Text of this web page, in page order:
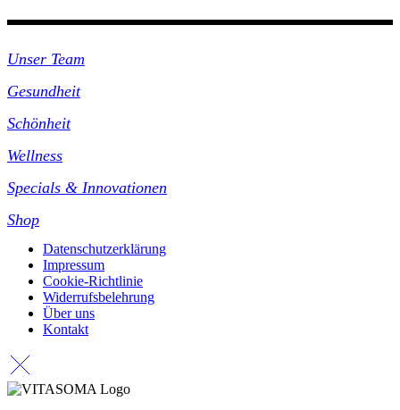
Unser Team
Gesundheit
Schönheit
Wellness
Specials & Innovationen
Shop
Datenschutzerklärung
Impressum
Cookie-Richtlinie
Widerrufsbelehrung
Über uns
Kontakt